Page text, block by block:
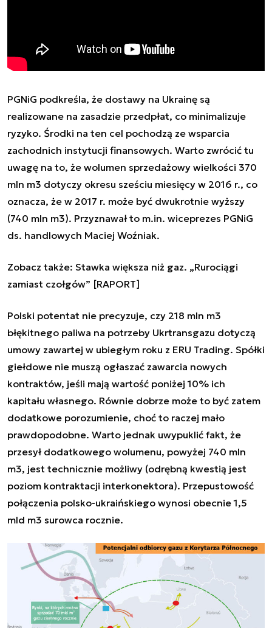
PGNiG podkreśla, że dostawy na Ukrainę są
realizowane na zasadzie przedpłat, co minimalizuje
ryzyko. Środki na ten cel pochodzą ze wsparcia
zachodnich instytucji finansowych. Warto zwrócić tu
uwagę na to, że wolumen sprzedażowy wielkości 370
mln m3 dotyczy okresu sześciu miesięcy w 2016 r., co
oznacza, że w 2017 r. może być dwukrotnie wyższy
(740 mln m3). Przyznawał to m.in. wiceprezes PGNiG
ds. handlowych Maciej Woźniak.
Zobacz także: Stawka większa niż gaz. „Rurociągi
zamiast czołgów” [RAPORT]
Polski potentat nie precyzuje, czy 218 mln m3
błękitnego paliwa na potrzeby Ukrtransgazu dotyczą
umowy zawartej w ubiegłym roku z ERU Trading. Spółki
giełdowe nie muszą ogłaszać zawarcia nowych
kontraktów, jeśli mają wartość poniżej 10% ich
kapitału własnego. Równie dobrze może to być zatem
dodatkowe porozumienie, choć to raczej mało
prawdopodobne. Warto jednak uwypuklić fakt, że
przesył dodatkowego wolumenu, powyżej 740 mln
m3, jest technicznie możliwy (odrębną kwestią jest
poziom kontraktacji interkonektora). Przepustowość
połączenia polsko-ukraińskiego wynosi obecnie 1,5
mld m3 surowca rocznie.